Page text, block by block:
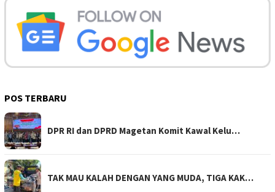
POS TERBARU
DPR RI dan DPRD Magetan Komit Kawal Kelu…
TAK MAU KALAH DENGAN YANG MUDA, TIGA KAK…